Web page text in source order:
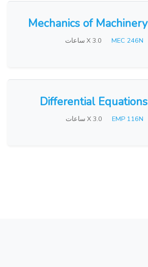
Mechanics of Machinery
MEC 246N X 3.0 ساعات
Differential Equations
EMP 116N X 3.0 ساعات